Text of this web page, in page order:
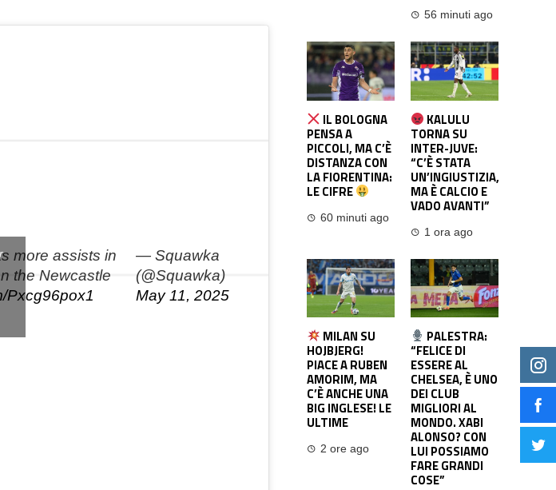
more assists in
the Newcastle
Pxcg96pox1
— Squawka
(@Squawka)
May 11, 2025
56 minuti ago
IL BOLOGNA
PENSA A
PICCOLI, MA C’È
DISTANZA CON
LA FIORENTINA:
LE CIFRE
60 minuti ago
KALULU
TORNA SU
INTER-JUVE:
“C’È STATA
UN’INGIUSTIZIA,
MA È CALCIO E
VADO AVANTI”
1 ora ago
MILAN SU
HOJBJERG!
PIACE A RUBEN
AMORIM, MA
C’È ANCHE UNA
BIG INGLESE! LE
ULTIME
2 ore ago
PALESTRA:
“FELICE DI
ESSERE AL
CHELSEA, È UNO
DEI CLUB
MIGLIORI AL
MONDO. XABI
ALONSO? CON
LUI POSSIAMO
FARE GRANDI
COSE”